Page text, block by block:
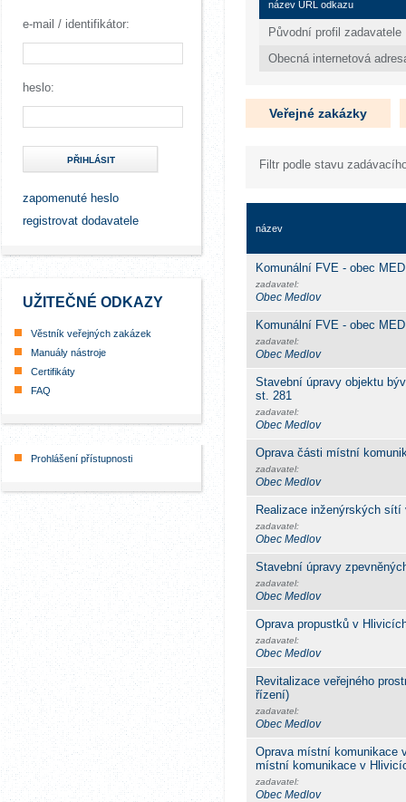
e-mail / identifikátor:
heslo:
PŘIHLÁSIT
zapomenuté heslo
registrovat dodavatele
UŽITEČNÉ ODKAZY
Věstník veřejných zakázek
Manuály nástroje
Certifikáty
FAQ
Prohlášení přístupnosti
název URL odkazu
Původní profil zadavatele
Obecná internetová
Veřejné zakázky
Filtr podle stavu
název
Komunální FVE - obec
zadavatel:
Obec Medlov
Komunální FVE - obec
zadavatel:
Obec Medlov
Stavební úpravy objektu
st. 281
zadavatel:
Obec Medlov
Oprava části místní
zadavatel:
Obec Medlov
Realizace inženýrských
zadavatel:
Obec Medlov
Stavební úpravy
zadavatel:
Obec Medlov
Oprava propustků v
zadavatel:
Obec Medlov
Revitalizace veřejného
řízení)
zadavatel:
Obec Medlov
Oprava místní komunikace
místní komunikace v
zadavatel:
Obec Medlov